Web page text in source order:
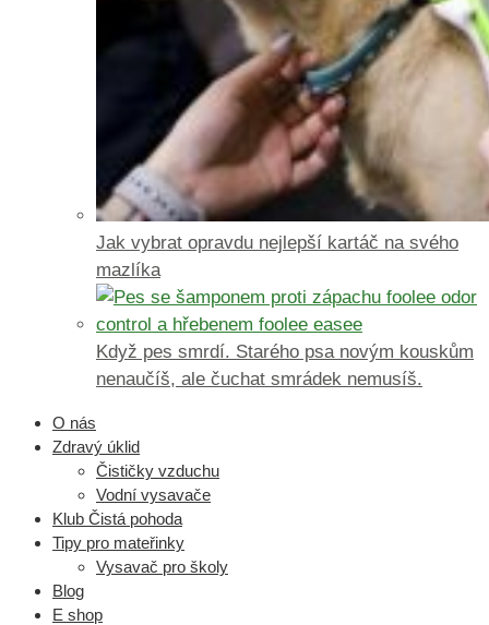
Jak vybrat opravdu nejlepší kartáč na svého
mazlíka
Když pes smrdí. Starého psa novým kouskům
nenaučíš, ale čuchat smrádek nemusíš.
O nás
Zdravý úklid
Čističky vzduchu
Vodní vysavače
Klub Čistá pohoda
Tipy pro mateřinky
Vysavač pro školy
Blog
E shop